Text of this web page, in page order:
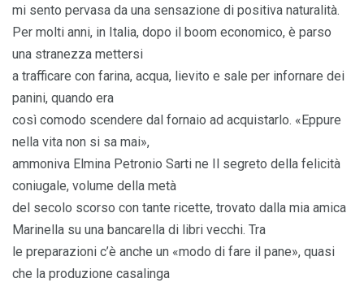
mi sento pervasa da una sensazione di positiva naturalità.
Per molti anni, in Italia, dopo il boom economico, è parso
una stranezza mettersi
a trafficare con farina, acqua, lievito e sale per infornare dei
panini, quando era
così comodo scendere dal fornaio ad acquistarlo. «Eppure
nella vita non si sa mai»,
ammoniva Elmina Petronio Sarti ne Il segreto della felicità
coniugale, volume della metà
del secolo scorso con tante ricette, trovato dalla mia amica
Marinella su una bancarella di libri vecchi. Tra
le preparazioni c’è anche un «modo di fare il pane», quasi
che la produzione casalinga